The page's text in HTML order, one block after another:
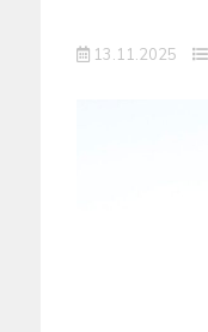
13.11.2025